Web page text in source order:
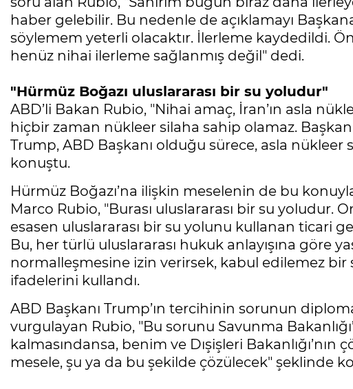
haber gelebilir. Bu nedenle de açıklamayı
söylemem yeterli olacaktır. İlerleme kaydedildi.
henüz nihai ilerleme sağlanmış değil" dedi.
"Hürmüz Boğazı uluslararası bir su yoludur"
ABD’li Bakan Rubio, "Nihai amaç, İran’ın asla
hiçbir zaman nükleer silaha sahip olamaz.
Trump, ABD Başkanı olduğu sürece, asla
konuştu.
Hürmüz Boğazı’na ilişkin meselenin de bu
Marco Rubio, "Burası uluslararası bir su yoludur.
esasen uluslararası bir su yolunu kullanan ticari
Bu, her türlü uluslararası hukuk anlayışına göre
normalleşmesine izin verirsek, kabul edilemez
ifadelerini kullandı.
ABD Başkanı Trump’ın tercihinin sorunun
vurgulayan Rubio, "Bu sorunu Savunma
kalmasındansa, benim ve Dışişleri
mesele, şu ya da bu şekilde çözülecek" şeklinde